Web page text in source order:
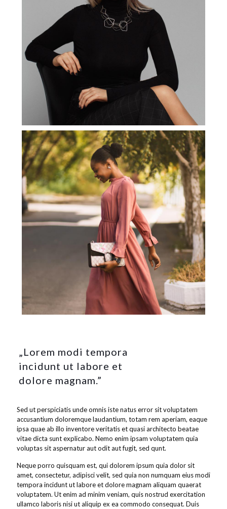
„Lorem modi tempora
incidunt ut labore et
dolore magnam.”
Sed ut perspiciatis unde omnis iste natus error sit voluptatem
accusantium doloremque laudantium, totam rem aperiam, eaque
ipsa quae ab illo inventore veritatis et quasi architecto beatae
vitae dicta sunt explicabo. Nemo enim ipsam voluptatem quia
voluptas sit aspernatur aut odit aut fugit, sed qunt.
Neque porro quisquam est, qui dolorem ipsum quia dolor sit
amet, consectetur, adipisci velit, sed quia non numquam eius modi
tempora incidunt ut labore et dolore magnam aliquam quaerat
voluptatem. Ut enim ad minim veniam, quis nostrud exercitation
ullamco laboris nisi ut aliquip ex ea commodo consequat. Duis